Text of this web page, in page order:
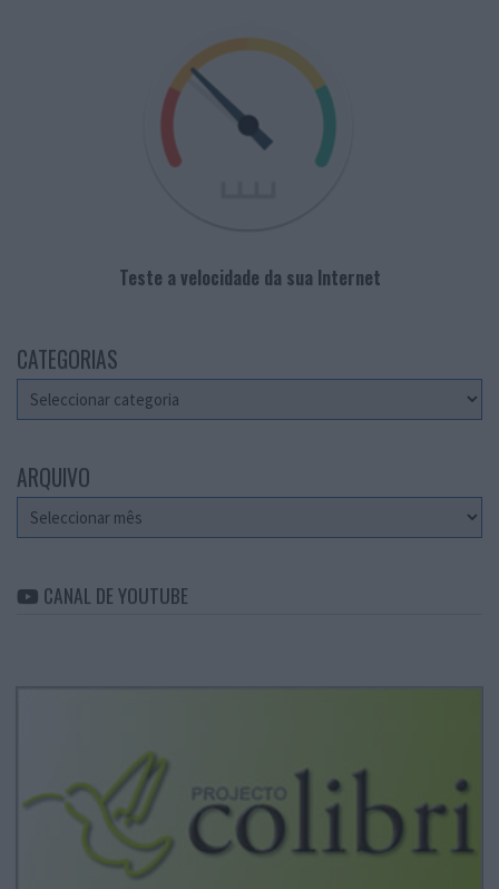
Teste a velocidade da sua Internet
CATEGORIAS
Categorias
ARQUIVO
Arquivo
CANAL DE YOUTUBE